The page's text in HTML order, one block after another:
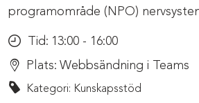
programområde (NPO)
Tid: 13:00 - 16:00
Plats: Webbsändning i Teams
Kategori: Kunskapsstöd